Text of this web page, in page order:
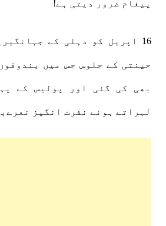
پیغام ضرور دیتی ہے!
16 اپریل کو دہلی کے
جینتی کے جلوس جس میں
بھی کی گئی اور پولیس کے
لہراتے ہوئے نفرت انگیز